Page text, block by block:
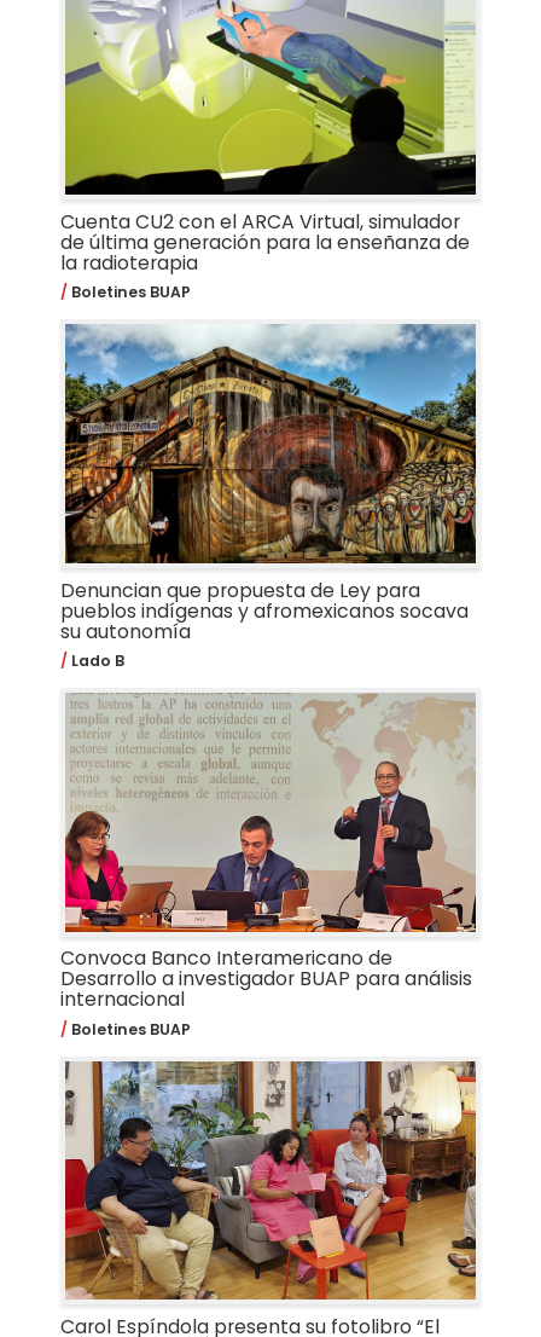
Cuenta CU2 con el ARCA Virtual, simulador
de última generación para la enseñanza de
la radioterapia
Boletines BUAP
Denuncian que propuesta de Ley para
pueblos indígenas y afromexicanos socava
su autonomía
Lado B
Convoca Banco Interamericano de
Desarrollo a investigador BUAP para análisis
internacional
Boletines BUAP
Carol Espíndola presenta su fotolibro “El